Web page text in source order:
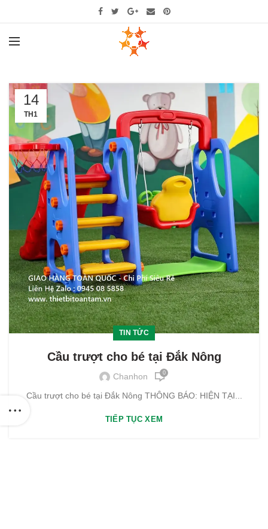
14
TH1
TIN TỨC
Cầu trượt cho bé tại Đắk Nông
Chanhon 0
Cầu trượt cho bé tại Đắk Nông THÔNG BÁO: HIỆN TẠI...
TIẾP TỤC XEM